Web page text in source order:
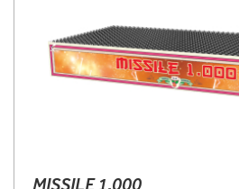
MISSILE 1.000